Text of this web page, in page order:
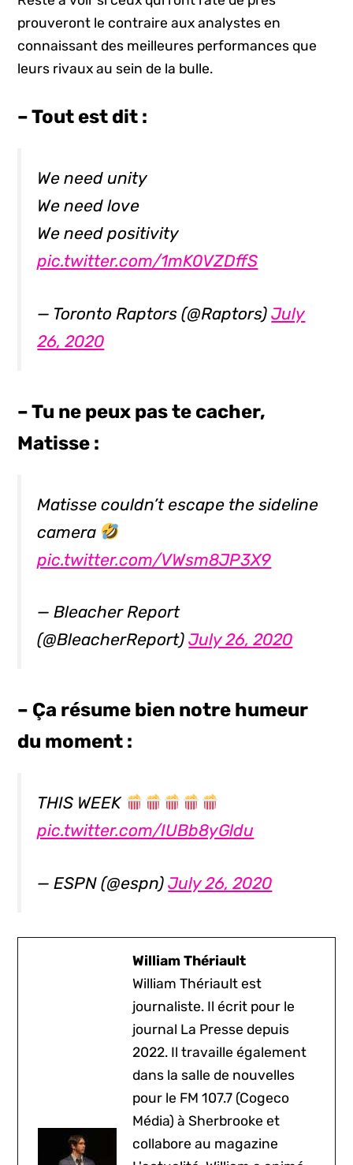
prouveront le contraire aux analystes en
connaissant des meilleures performances que
leurs rivaux au sein de la bulle.
– Tout est dit :
We need unity
We need love
We need positivity
pic.twitter.com/1mK0VZDffS
— Toronto Raptors (@Raptors)July
26, 2020
– Tu ne peux pas te cacher,
Matisse :
Matisse couldn’t escape the sideline
camera
pic.twitter.com/VWsm8JP3X9
— Bleacher Report
(@BleacherReport)July 26, 2020
– Ça résume bien notre humeur
du moment :
THIS WEEK
pic.twitter.com/IUBb8yGldu
— ESPN (@espn)July 26, 2020
William Thériault
William Thériault est
journaliste. Il écrit pour le
journal La Presse depuis
2022. Il travaille également
dans la salle de nouvelles
pour le FM 107.7 (Cogeco
Média) à Sherbrooke et
collabore au magazine